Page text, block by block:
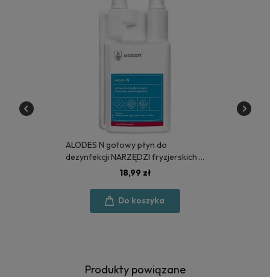
ALODES N gotowy płyn do
dezynfekcji NARZĘDZI fryzjerskich 1
litr - MEDISEPT18,99 zł
Do koszyka
Produkty powiązane